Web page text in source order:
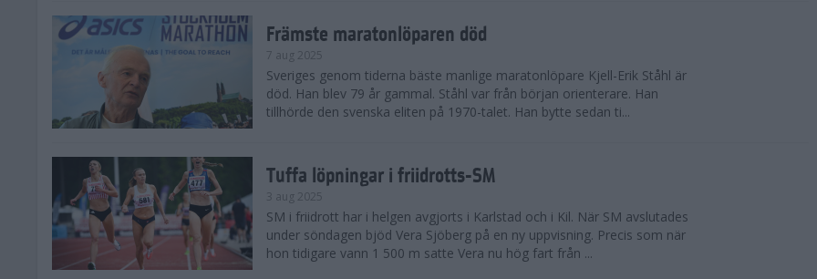
Främste maratonlöparen död
7 aug 2025
Sveriges genom tiderna bäste manlige maratonlöpare Kjell-Erik Ståhl är
död. Han blev 79 år gammal. Ståhl var från början orienterare. Han
tillhörde den svenska eliten på 1970-talet. Han bytte sedan ti...
Tuffa löpningar i friidrotts-SM
3 aug 2025
SM i friidrott har i helgen avgjorts i Karlstad och i Kil. När SM avslutades
under söndagen bjöd Vera Sjöberg på en ny uppvisning. Precis som när
hon tidigare vann 1 500 m satte Vera nu hög fart från ...